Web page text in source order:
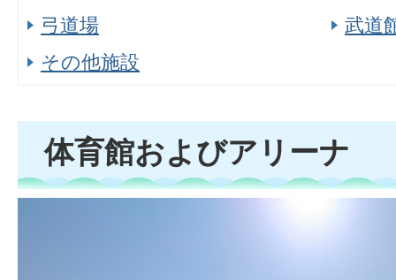
弓道場
武道
その他施設
体育館およびアリーナ